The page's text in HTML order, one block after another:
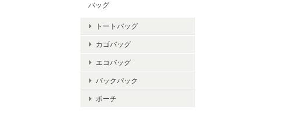
バッグ
トートバッグ
カゴバッグ
エコバッグ
バックパック
ポーチ